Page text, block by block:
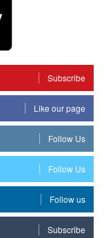
Subscribe
Like our page
Follow Us
Follow Us
Follow us
Subscribe